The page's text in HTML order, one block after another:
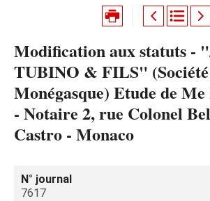
Modification aux statuts -
TUBINO & FILS"
Monégasque) Etude de
- Notaire 2, rue Colonel
Castro - Monaco
N° journal
7617